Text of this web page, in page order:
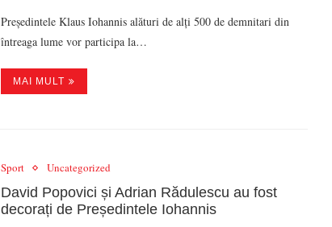
Președintele Klaus Iohannis alături de alți 500 de demnitari din
întreaga lume vor participa la…
MAI MULT
Sport Uncategorized
David Popovici și Adrian Rădulescu au fost
decorați de Președintele Iohannis